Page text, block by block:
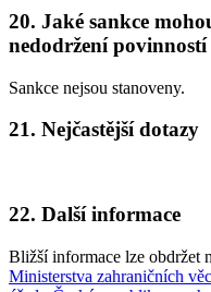
20. Jaké sankce
nedodržení povinností
Sankce nejsou stanoveny.
21. Nejčastější dotazy
22. Další informace
Bližší informace lze obdržet
Ministerstva zahraničních